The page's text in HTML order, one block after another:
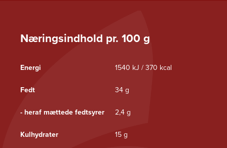
Næringsindhold pr. 100 g
Energi 1540 kJ / 370 kcal
Fedt 34 g
- heraf mættede fedtsyrer 2,4 g
Kulhydrater 15 g